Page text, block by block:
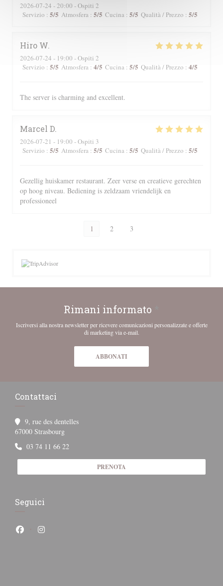
2026-07-24 - 20:00 - Ospiti 2
Servizio : 5/5 Atmosfera : 5/5 Cucina : 5/5 Qualità / Prezzo : 5/5
Hiro W
2026-07-24 - 19:00 - Ospiti 2
Servizio : 5/5 Atmosfera : 4/5 Cucina : 5/5 Qualità / Prezzo : 4/5
The server is charming and excellent.
Marcel D
2026-07-21 - 19:00 - Ospiti 3
Servizio : 5/5 Atmosfera : 5/5 Cucina : 5/5 Qualità / Prezzo : 5/5
Gezellig huiskamer restaurant. Zeer verse en creatieve gerechten
op hoog niveau. Bediening is zeldzaam vriendelijk en
professioneel
1 2 3
Rimani informato
Iscriversi alla nostra newsletter per ricevere comunicazioni personalizzate e offerte
di marketing via e-mail.
ABBONATI
Contattaci
9, rue des dentelles
67000 Strasbourg((apre una nuova finestra))
03 74 11 66 22
PRENOTA
Seguici
Facebook ((apre una nuova finestra))
Instagram ((apre una nuova finestra))